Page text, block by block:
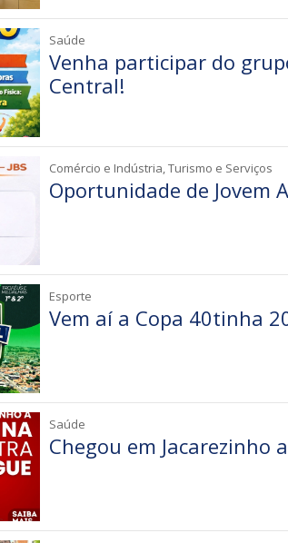
Saúde
Venha participar do
Central!
Comércio e Indústria, Turismo e Serviços
Oportunidade de Jovem
Esporte
Vem aí a Copa 40tinha
Saúde
Chegou em Jacarezinho